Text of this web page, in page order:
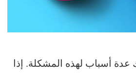
عدة أسباب لهذه المشكلة. إذا